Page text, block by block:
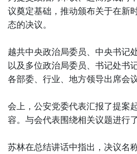
议奠定基础，推动颁布关于在新
态的决议。
越共中央政治局委员、中央书记
以及多位政治局委员、书记处书
各部委、行业、地方领导出席会议
会上，公安党委代表汇报了提案
容。与会代表围绕相关议题进行
苏林在总结讲话中指出，决议名